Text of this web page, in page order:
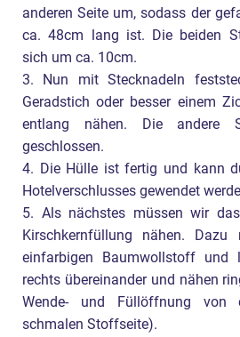
anderen Seite um, sodass der
ca. 48cm lang ist. Die beiden
sich um ca. 10cm.
3. Nun mit Stecknadeln
Geradstich oder besser einem
entlang nähen. Die andere
geschlossen.
4. Die Hülle ist fertig und kann
Hotelverschlusses gewendet
5. Als nächstes müssen wir
Kirschkernfüllung nähen. Dazu
einfarbigen Baumwollstoff
rechts übereinander und nähen
Wende- und Füllöffnung
schmalen Stoffseite).